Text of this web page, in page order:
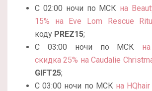
С 02:00 ночи по МСК на
15% на Eve Lom Rescue
коду PREZ15;
С 03:00 ночи по МСК
cкидка 25% на Caudalie
GIFT25;
С 03:00 ночи по МСК на